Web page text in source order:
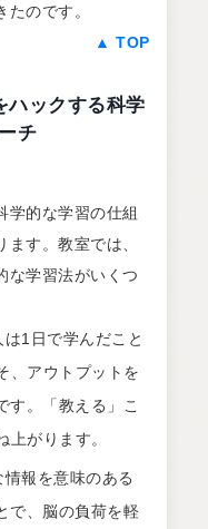
のです。
▲ TOP
ックする科学
チ
学的な学習の仕組
す。教室では、
な学習法がいくつ
は1日で学んだこと
、アウトプットを
す。「教える」こ
上がります。
報を意味のある
で、脳の負荷を軽